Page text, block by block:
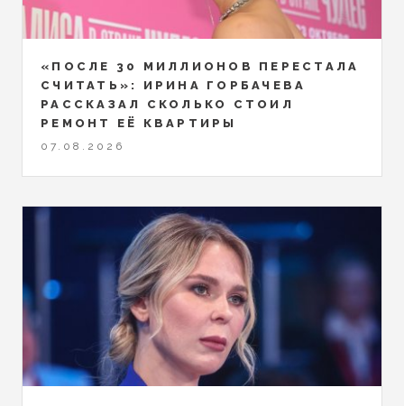
«ПОСЛЕ 30 МИЛЛИОНОВ ПЕРЕСТАЛА
СЧИТАТЬ»: ИРИНА ГОРБАЧЕВА
РАССКАЗАЛ СКОЛЬКО СТОИЛ
РЕМОНТ ЕЁ КВАРТИРЫ
07.08.2026